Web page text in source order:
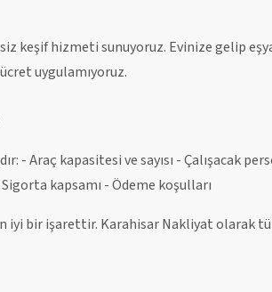
keşif hizmeti sunuyoruz. Evinize gelip
uygulamıyoruz.
Araç kapasitesi ve sayısı - Çalışacak
kapsamı - Ödeme koşulları
iyi bir işarettir. Karahisar Nakliyat olarak